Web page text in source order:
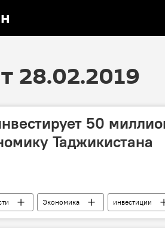
28.02.2019
50
Таджикистана
Экономика инвестиции